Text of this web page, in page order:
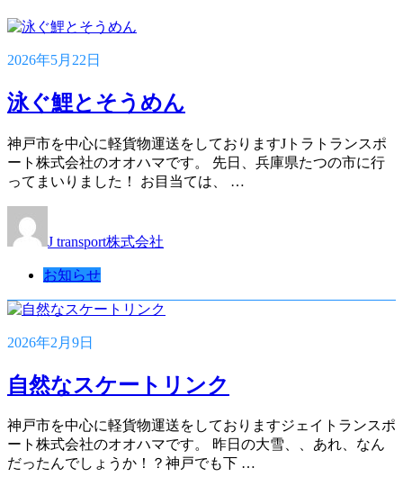
2026年5月22日
泳ぐ鯉とそうめん
神戸市を中心に軽貨物運送をしておりますJトラトランスポ
ート株式会社のオオハマです。 先日、兵庫県たつの市に行
ってまいりました！ お目当ては、 …
J transport株式会社
お知らせ
2026年2月9日
自然なスケートリンク
神戸市を中心に軽貨物運送をしておりますジェイトランスポ
ート株式会社のオオハマです。 昨日の大雪、、あれ、なん
だったんでしょうか！？神戸でも下 …